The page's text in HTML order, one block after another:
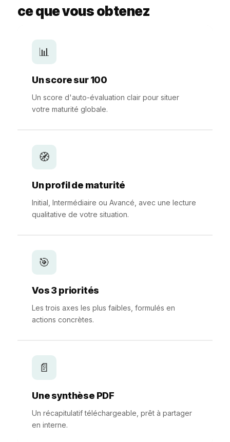
ce que vous obtenez
📊
Un score sur 100
Un score d'auto-évaluation clair pour situer
votre maturité globale.
🧭
Un profil de maturité
Initial, Intermédiaire ou Avancé, avec une lecture
qualitative de votre situation.
🎯
Vos 3 priorités
Les trois axes les plus faibles, formulés en
actions concrètes.
📄
Une synthèse PDF
Un récapitulatif téléchargeable, prêt à partager
en interne.